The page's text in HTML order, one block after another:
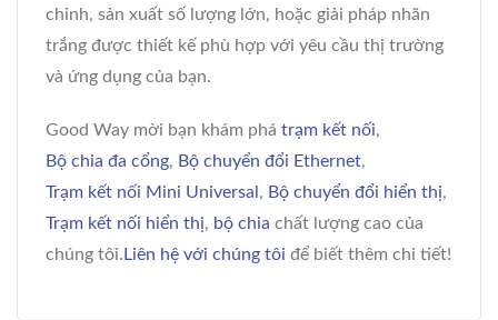
chỉnh, sản xuất số lượng lớn, hoặc giải pháp nhãn
trắng được thiết kế phù hợp với yêu cầu thị trường
và ứng dụng của bạn.
Good Way mời bạn khám phá trạm kết nối,
Bộ chia đa cổng, Bộ chuyển đổi Ethernet,
Trạm kết nối Mini Universal, Bộ chuyển đổi hiển thị,
Trạm kết nối hiển thị, bộ chia chất lượng cao của
chúng tôi.Liên hệ với chúng tôi để biết thêm chi tiết!